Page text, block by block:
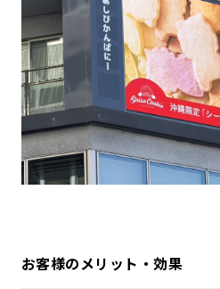
お客様のメリット・効果